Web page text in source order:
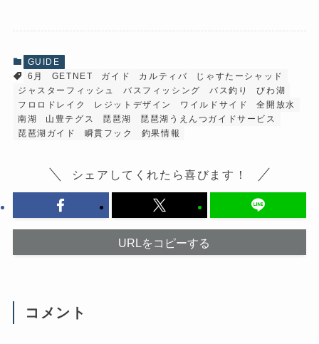
k
有
す
る
に
は
ク
リ
ッ
ク
し
ン
ま
す
で
(
新
し
い
ウ
ィ
ン
ド
ウ
す
GUIDE
6月
GETNET ガイド カルティバ
じゃすたーシャッド
ジャスターフィッシュ
バスフィッシング バス釣り
びわ湖
フロロドレイク
レジットデザイン ワイルドサイド
全開放水
南湖
山豊テグス 琵琶湖
琵琶湖うえんつガイドサービス
琵琶湖ガイド
瞬貫フック 釣果情報
シェアしてくれたら喜びます！
URLをコピーする
コメント